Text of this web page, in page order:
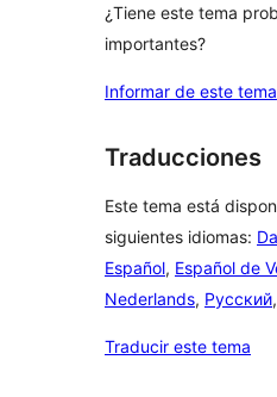
¿Tiene este tema
importantes?
Informar de este tema
Traducciones
Este tema está
siguientes idiomas:
Español, Español de
Nederlands, Русский
Traducir este tema